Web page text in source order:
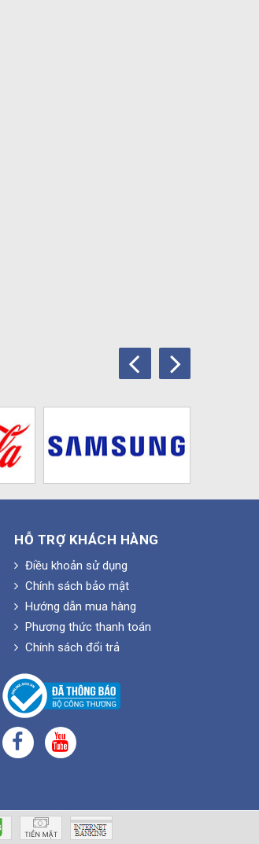
với nhau: dây xích và nhông
bộ từ líp xe và đĩa bàn đạp. Từ
hàng hóa từ địa điểm A đến địa
cũng được hoạt động dựa trên
nhông xích (hay còn gọi đĩa
HỖ TRỢ KHÁCH HÀNG
Điều khoản sử dụng
Chính sách bảo mật
Hướng dẫn mua hàng
Phương thức thanh toán
Chính sách đổi trả